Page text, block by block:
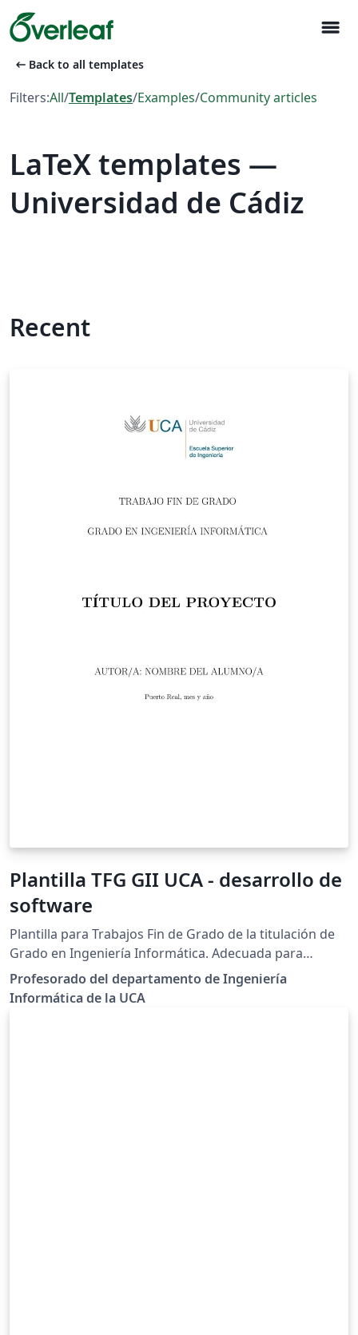
menu
arrow_left_alt Back to all templates
Filters:All/Templates/Examples/Community articles
LaTeX templates —
Universidad de Cádiz
Recent
Plantilla TFG GII UCA - desarrollo de
software
Plantilla para Trabajos Fin de Grado de la titulación de
Grado en Ingeniería Informática. Adecuada para
proyectos de desarrollo de software
Profesorado del departamento de Ingeniería
Informática de la UCA